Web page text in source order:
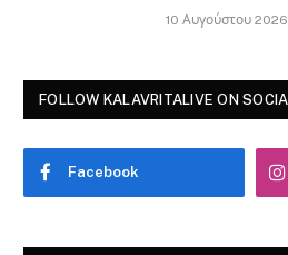
10 Αυγούστου 2026
FOLLOW KALAVRITALIVE ON
Facebook